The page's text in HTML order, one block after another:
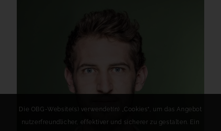
Die OBG-Website(s) verwendet(n) „Cookies“, um das Angebot
nutzerfreundlicher, effektiver und sicherer zu gestalten. Ein